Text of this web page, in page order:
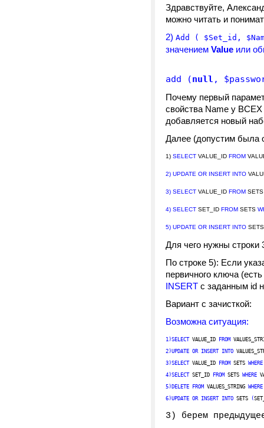
Здравствуйте,
можно читать и
2) Add ( $Set_id,
значением Value или
add (null ,
Почему первый
свойства Name у ВСЕХ
добавляется новый
Далее (допустим была
1) SELECT VALUE_ID FROM
2) UPDATE OR INSERT INTO
3) SELECT VALUE_ID FROM
4) SELECT SET_ID FROM SETS
5) UPDATE OR INSERT INTO
Для чего нужны строки
По строке 5): Если
первичного ключа
INSERT с заданным id
Вариант с зачисткой:
Возможна ситуация:
1)SELECTVALUE_ID FROM
2)UPDATE OR INSERT INTO
3)SELECTVALUE_ID FROM SETS WHERE
4)SELECTSET_ID FROM SETS WHERE
5)DELETE
FROM VALUES_STRING WHERE
6)UPDATE OR INSERT INTO SETS (
3) берем